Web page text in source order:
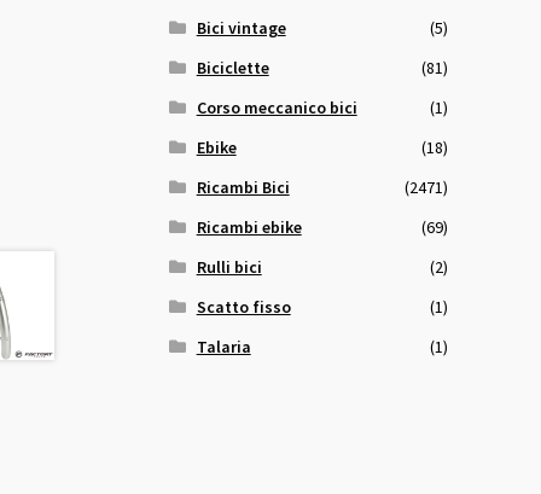
Bici vintage
(5)
Biciclette
(81)
Corso meccanico bici
(1)
Ebike
(18)
Ricambi Bici
(2471)
Ricambi ebike
(69)
Rulli bici
(2)
Scatto fisso
(1)
Talaria
(1)